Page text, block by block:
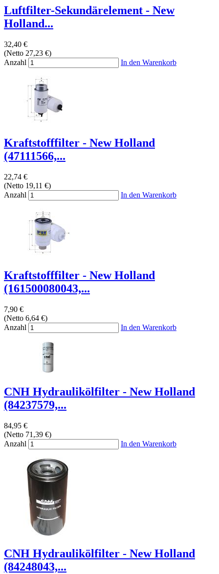
Luftfilter-Sekundärelement - New
Holland...
32,40 €
(Netto 27,23 €)
Anzahl
In den Warenkorb
Kraftstofffilter - New Holland
(47111566,...
22,74 €
(Netto 19,11 €)
Anzahl
In den Warenkorb
Kraftstofffilter - New Holland
(161500080043,...
7,90 €
(Netto 6,64 €)
Anzahl
In den Warenkorb
CNH Hydraulikölfilter - New Holland
(84237579,...
84,95 €
(Netto 71,39 €)
Anzahl
In den Warenkorb
CNH Hydraulikölfilter - New Holland
(84248043,...